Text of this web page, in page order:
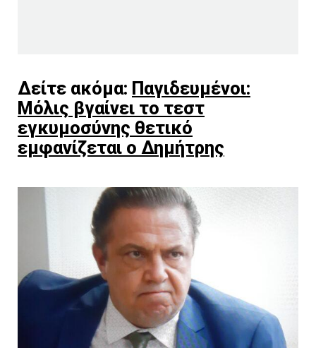
Δείτε ακόμα: Παγιδευμένοι:
Μόλις βγαίνει το τεστ
εγκυμοσύνης θετικό
εμφανίζεται ο Δημήτρης